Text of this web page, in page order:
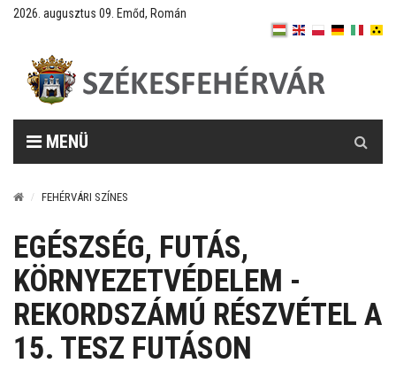
2026. augusztus 09. Emőd, Román
MENÜ
FEHÉRVÁRI SZÍNES
EGÉSZSÉG, FUTÁS,
KÖRNYEZETVÉDELEM -
REKORDSZÁMÚ RÉSZVÉTEL A
15. TESZ FUTÁSON